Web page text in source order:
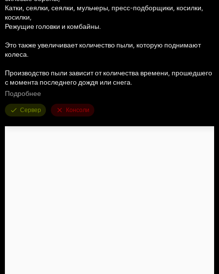
Катки, сеялки, сеялки, мульчеры, пресс-подборщики, косилки,
косилки,
Режущие головки и комбайны.
Это также увеличивает количество пыли, которую поднимают
колеса.
Производство пыли зависит от количества времени, прошедшего
с момента последнего дождя или снега.
масштаб всех эффектов или установить флажок
меню игры для настройки каждого класса орудия.
Подробнее
Сервер Консоли